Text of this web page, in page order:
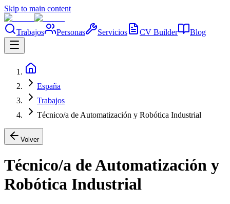
Skip to main content
Trabajos Personas Servicios CV Builder Blog
España
Trabajos
Técnico/a de Automatización y Robótica Industrial
Volver
Técnico/a de Automatización y
Robótica Industrial